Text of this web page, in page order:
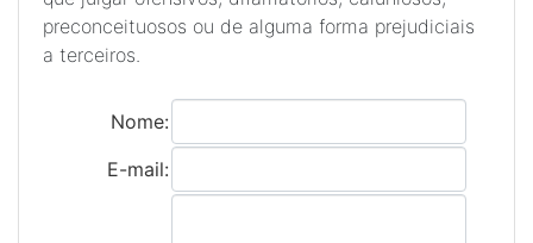
preconceituosos ou de alguma forma prejudiciais
a terceiros.
Nome:
E-mail: